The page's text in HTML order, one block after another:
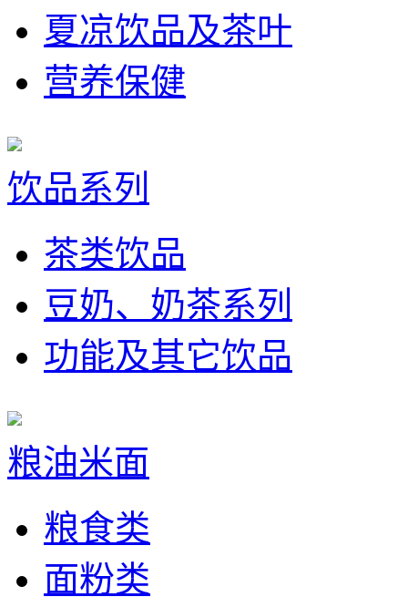
夏凉饮品及茶叶
营养保健
饮品系列
茶类饮品
豆奶、奶茶系列
功能及其它饮品
粮油米面
粮食类
面粉类